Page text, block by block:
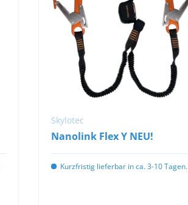
Skylotec
Nanolink Flex Y NEU!
Kurzfristig lieferbar in ca. 3-10 Tagen.
OPTIONEN
AUSWÄHLEN